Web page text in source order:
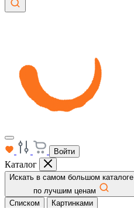
Войти
Каталог
Искать в самом большом каталоге
по лучшим ценам
Списком
Картинками